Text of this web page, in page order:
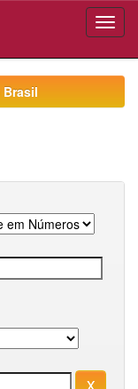
Brasil